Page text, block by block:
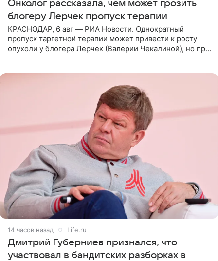
Онколог рассказала, чем может грозить
блогеру Лерчек пропуск терапии
КРАСНОДАР, 6 авг — РИА Новости. Однократный
пропуск таргетной терапии может привести к росту
опухоли у блогера Лерчек (Валерии Чекалиной), но при
14 часов назад Life.ru
Дмитрий Губерниев признался, что
участвовал в бандитских разборках в